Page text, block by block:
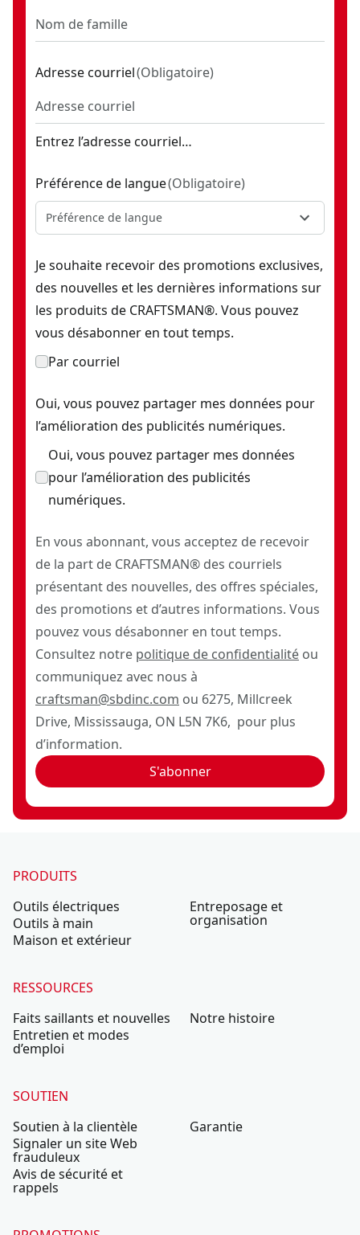
Adresse courriel(Obligatoire)
Entrez l’adresse courriel…
Préférence de langue(Obligatoire)
Préférence de langue
Je souhaite recevoir des promotions exclusives,
des nouvelles et les dernières informations sur
les produits de CRAFTSMAN®. Vous pouvez
vous désabonner en tout temps.
Par courriel
Oui, vous pouvez partager mes données pour
l’amélioration des publicités numériques.
Oui, vous pouvez partager mes données
pour l’amélioration des publicités
numériques.
En vous abonnant, vous acceptez de recevoir
de la part de CRAFTSMAN® des courriels
présentant des nouvelles, des offres spéciales,
des promotions et d’autres informations. Vous
pouvez vous désabonner en tout temps.
Consultez notre politique de confidentialité ou
communiquez avec nous à
craftsman@sbdinc.com ou 6275, Millcreek
Drive, Mississauga, ON L5N 7K6, pour plus
d’information.
S'abonner
PRODUITS
Outils électriques
Outils à main
Maison et extérieur
Entreposage et
organisation
RESSOURCES
Faits saillants et nouvelles
Entretien et modes
d’emploi
Notre histoire
SOUTIEN
Soutien à la clientèle
Signaler un site Web
frauduleux
Avis de sécurité et
rappels
Garantie